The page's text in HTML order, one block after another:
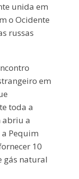
unida em
o Ocidente
russas
em
toda a
abriu a
Pequim
10
gás natural